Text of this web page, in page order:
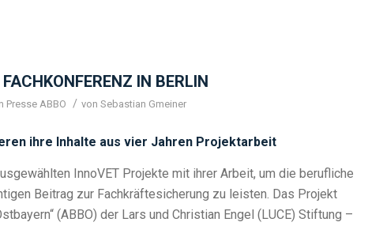
IN BERLIN
Presse ABBO / von Sebastian Gmeiner
ihre Inhalte aus vier Jahren Projektarbeit
InnoVET Projekte mit ihrer Arbeit, um die berufliche
Beitrag zur Fachkräftesicherung zu leisten. Das Projekt
(ABBO) der Lars und Christian Engel (LUCE) Stiftung –